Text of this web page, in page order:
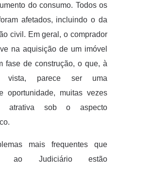
do consumo. Todos os
afetados, incluindo o da
civil. Em geral, o comprador
na aquisição de um imóvel
fase de construção, o que, à
vista, parece ser uma
oportunidade, muitas vezes
atrativa sob o aspecto
mais frequentes que
ao Judiciário estão